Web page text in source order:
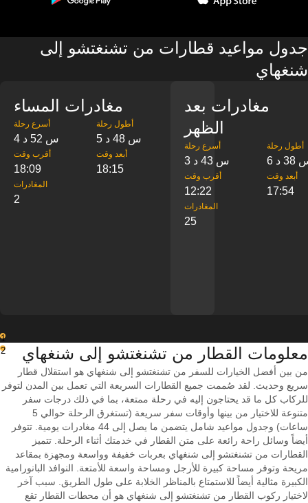
جدول مواعيد قطارات من تشنغتشو إلى
شنغهاي
مغادرات المساء
‎أسرع رحلة
4 س 52 د
‎أطول رحلة
5 س 48 د
‎أقرب وقت
18:09
‎أبعد وقت
18:15
‎المغادرات
2
مغادرات بعد
الظهر
‎أسرع رحلة
3 س 43 د
‎أطول رحلة
38 د
‎أقرب وقت
12:22
‎أبعد وقت
17:54
‎المغادرات
25
1
2
معلومات القطار من ‎تشنغتشو إلى ‎شنغهاي
من بين أفضل الخيارات للسفر من تشنغتشو إلى شنغهاي هو استقلال قطار
سريع وحديث. لقد صُممت جميع القطارات السريعة التي تعمل بين المدن لتوفر
للركاب كل ما قد يحتاجون إليه في رحلة ممتعة، بما في ذلك درجات سفر
متنوعة للاختيار من بينها وأوقات سفر سريعة (تستغرق الرحلة حوالي 5
ساعات) وجدول مواعيد شامل يتضمن ما يصل إلى 44 مغادرات يومية. تتوفر
أيضاً وسائل راحة رائعة على متن القطار في خدمتك أثناء الرحلة. تتميز
القطارات من تشنغتشو إلى شنغهاي بعربات خفيفة وواسعة ومجهزة بمقاعد
مريحة وتوفر مساحة كبيرة للأرجل ومساحة واسعة للأمتعة. النوافذ البانورامية
الكبيرة مثالية أيضاً للاستمتاع بالمناظر الخلابة على طول الطريق. سبب آخر
لاختيار ركوب القطار من تشنغتشو إلى شنغهاي هو أن محطات القطار تقع